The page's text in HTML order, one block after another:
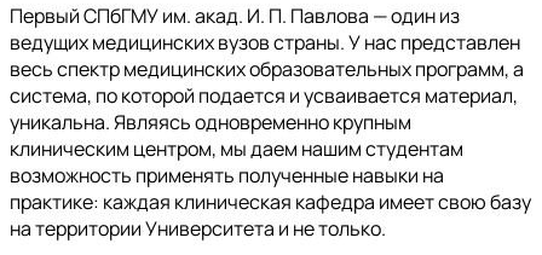
Первый СПбГМУ им. акад. И. П. Павлова — один из
ведущих медицинских вузов страны. У нас представлен
весь спектр медицинских образовательных программ, а
система, по которой подается и усваивается материал,
уникальна. Являясь одновременно крупным
клиническим центром, мы даем нашим студентам
возможность применять полученные навыки на
практике: каждая клиническая кафедра имеет свою базу
на территории Университета и не только.